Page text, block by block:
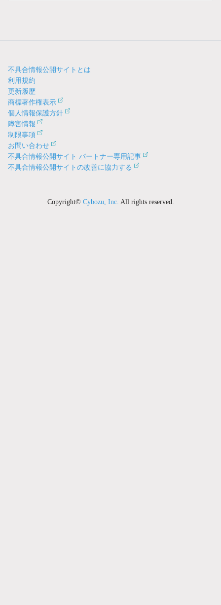
不具合情報公開サイトとは
利用規約
更新履歴
商標著作権表示
個人情報保護方針
障害情報
制限事項
お問い合わせ
不具合情報公開サイト パートナー専用記事
不具合情報公開サイトの改善に協力する
Copyright© Cybozu, Inc. All rights reserved.